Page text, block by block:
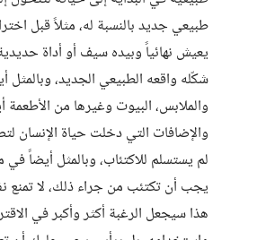
طبيعي جديد بالنسبة له، مثلاً قبل
يعيش نهائياً وبيده سيف أو أداة
شكّله واقعه الطبيعي الجديد، وبالمثل
والملابس، البيوت وغيرها من الأطعمة
والإضافات التي دخلت حياة الإنسان
لم يستسلم للاكتئاب، وبالمثل أيضاً في
يجب أن تكتئب من جراء ذلك، لا تمنع
هذا سيجعل الرغبة أكثر وأكبر في